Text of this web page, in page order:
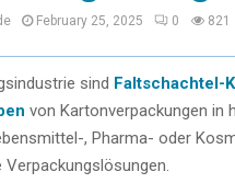
February 25, 2025 0 821
sind Faltschachtel-
von Kartonverpackungen in
, Pharma- oder